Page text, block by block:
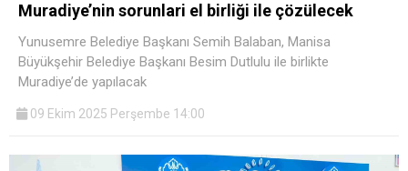
Muradiye’nin sorunlari el birliği ile çözülecek
Yunusemre Belediye Başkanı Semih Balaban, Manisa
Büyükşehir Belediye Başkanı Besim Dutlulu ile birlikte
Muradiye’de yapılacak
09 Ekim 2025 Perşembe 14:00